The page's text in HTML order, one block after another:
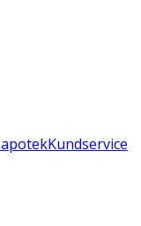
Kundservice